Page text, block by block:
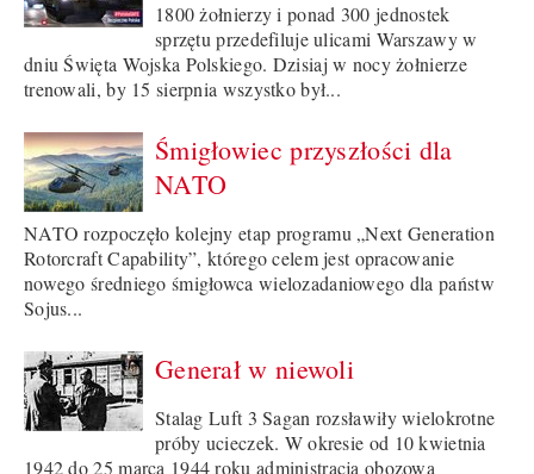
1800 żołnierzy i ponad 300 jednostek
sprzętu przedefiluje ulicami Warszawy w
dniu Święta Wojska Polskiego. Dzisiaj w nocy żołnierze
trenowali, by 15 sierpnia wszystko był...
Śmigłowiec przyszłości dla
NATO
NATO rozpoczęło kolejny etap programu „Next Generation
Rotorcraft Capability”, którego celem jest opracowanie
nowego średniego śmigłowca wielozadaniowego dla państw
Sojus...
Generał w niewoli
Stalag Luft 3 Sagan rozsławiły wielokrotne
próby ucieczek. W okresie od 10 kwietnia
1942 do 25 marca 1944 roku administracja obozowa